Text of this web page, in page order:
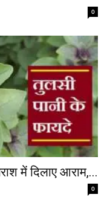
0
में दिलाए आराम,...
0